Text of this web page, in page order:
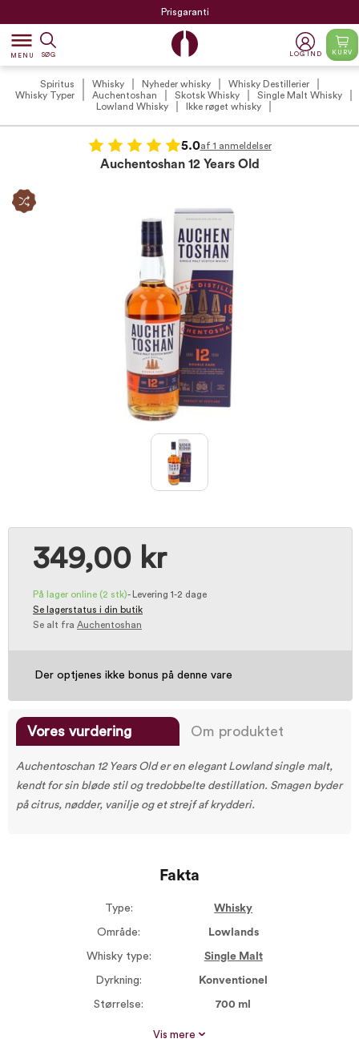
Prisgaranti
dehaze
MENU SØG LOG IND KURV
Spiritus Whisky Nyheder whisky
Whisky Destillerier
Whisky Typer
Auchentoshan Skotsk Whisky
Single Malt Whisky
Lowland Whisky
Ikke røget whisky
5.0af 1 anmeldelser
Auchentoshan 12 Years Old
349,00 kr
På lager online (2 stk)-
Levering 1-2 dage
Se lagerstatus i din butik
Se alt fra Auchentoshan
Der optjenes ikke bonus på denne vare
Vores vurdering Om produktet
Auchentoschan 12 Years Old er en elegant Lowland single malt,
kendt for sin bløde stil og tredobbelte destillation. Smagen byder
på citrus, nødder, vanilje og et strejf af krydderi.
Fakta
Type: Whisky
Område: Lowlands
Whisky type: Single Malt
Dyrkning: Konventionel
Størrelse: 700 ml
Vis mere